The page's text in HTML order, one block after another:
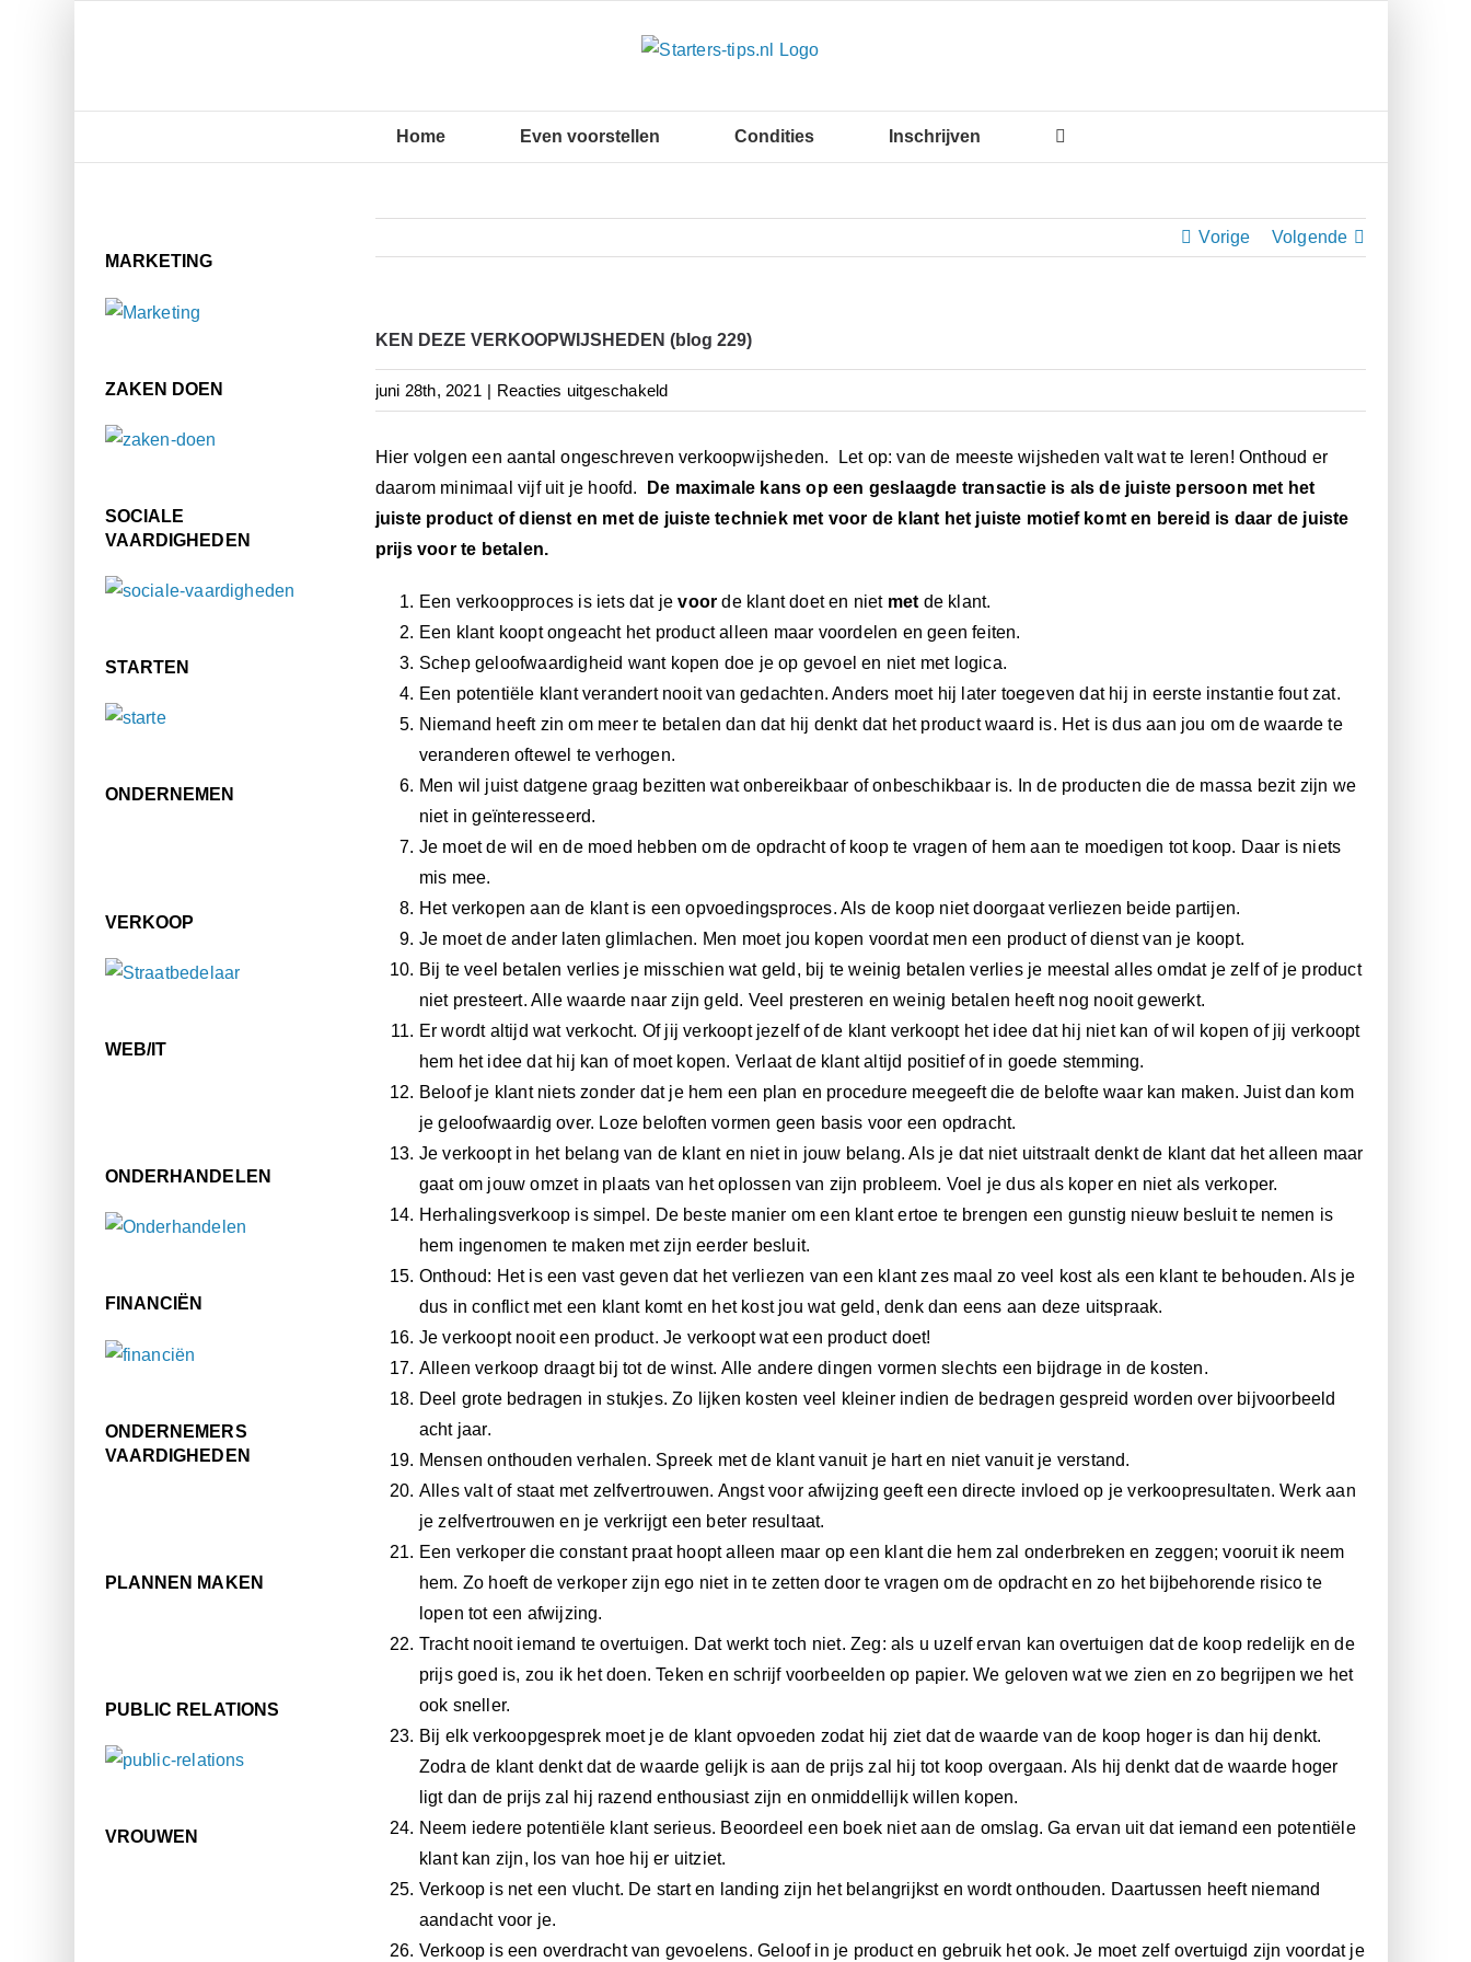
Home Even voorstellen Condities Inschrijven
Vorige Volgende
KEN DEZE VERKOOPWIJSHEDEN (blog 229)
juni 28th, 2021 | Reacties uitgeschakeldvoor
DEZE
VERKOOPWIJSHEDEN
(blog
Hier volgen een aantal ongeschreven verkoopwijsheden. Let op: van de meeste wijsheden valt wat te leren! Onthoud er
daarom minimaal vijf uit je hoofd.
De maximale kans op een geslaagde transactie is als de juiste persoon met het
juiste product of dienst en met de juiste techniek met voor de klant het juiste motief komt en bereid is daar de juiste
prijs voor te betalen.
Een verkoopproces is iets dat jevoor de klant doet en niet met de klant.
Een klant koopt ongeacht het product alleen maar voordelen en geen feiten.
Schep geloofwaardigheid want kopen doe je op gevoel en niet met logica.
Een potentiële klant verandert nooit van gedachten. Anders moet hij later toegeven dat hij in eerste instantie fout zat.
Niemand heeft zin om meer te betalen dan dat hij denkt dat het product waard is. Het is dus aan jou om de waarde te
veranderen oftewel te verhogen.
Men wil juist datgene graag bezitten wat onbereikbaar of onbeschikbaar is. In de producten die de massa bezit zijn we
niet in geïnteresseerd.
Je moet de wil en de moed hebben om de opdracht of koop te vragen of hem aan te moedigen tot koop. Daar is niets
mis mee.
Het verkopen aan de klant is een opvoedingsproces. Als de koop niet doorgaat verliezen beide partijen.
Je moet de ander laten glimlachen. Men moet jou kopen voordat men een product of dienst van je koopt.
Bij te veel betalen verlies je misschien wat geld, bij te weinig betalen verlies je meestal alles omdat je zelf of je product
niet presteert. Alle waarde naar zijn geld. Veel presteren en weinig betalen heeft nog nooit gewerkt.
Er wordt altijd wat verkocht. Of jij verkoopt jezelf of de klant verkoopt het idee dat hij niet kan of wil kopen of jij verkoopt
hem het idee dat hij kan of moet kopen. Verlaat de klant altijd positief of in goede stemming.
Beloof je klant niets zonder dat je hem een plan en procedure meegeeft die de belofte waar kan maken. Juist dan kom
je geloofwaardig over. Loze beloften vormen geen basis voor een opdracht.
Je verkoopt in het belang van de klant en niet in jouw belang. Als je dat niet uitstraalt denkt de klant dat het alleen maar
gaat om jouw omzet in plaats van het oplossen van zijn probleem. Voel je dus als koper en niet als verkoper.
Herhalingsverkoop is simpel. De beste manier om een klant ertoe te brengen een gunstig nieuw besluit te nemen is
hem ingenomen te maken met zijn eerder besluit.
Onthoud: Het is een vast geven dat het verliezen van een klant zes maal zo veel kost als een klant te behouden. Als je
dus in conflict met een klant komt en het kost jou wat geld, denk dan eens aan deze uitspraak.
Je verkoopt nooit een product. Je verkoopt wat een product doet!
Alleen verkoop draagt bij tot de winst. Alle andere dingen vormen slechts een bijdrage in de kosten.
Deel grote bedragen in stukjes. Zo lijken kosten veel kleiner indien de bedragen gespreid worden over bijvoorbeeld
acht jaar.
Mensen onthouden verhalen. Spreek met de klant vanuit je hart en niet vanuit je verstand.
Alles valt of staat met zelfvertrouwen. Angst voor afwijzing geeft een directe invloed op je verkoopresultaten. Werk aan
je zelfvertrouwen en je verkrijgt een beter resultaat.
Een verkoper die constant praat hoopt alleen maar op een klant die hem zal onderbreken en zeggen; vooruit ik neem
hem. Zo hoeft de verkoper zijn ego niet in te zetten door te vragen om de opdracht en zo het bijbehorende risico te
lopen tot een afwijzing.
Tracht nooit iemand te overtuigen. Dat werkt toch niet. Zeg: als u uzelf ervan kan overtuigen dat de koop redelijk en de
prijs goed is, zou ik het doen. Teken en schrijf voorbeelden op papier. We geloven wat we zien en zo begrijpen we het
ook sneller.
Bij elk verkoopgesprek moet je de klant opvoeden zodat hij ziet dat de waarde van de koop hoger is dan hij denkt.
Zodra de klant denkt dat de waarde gelijk is aan de prijs zal hij tot koop overgaan. Als hij denkt dat de waarde hoger
ligt dan de prijs zal hij razend enthousiast zijn en onmiddellijk willen kopen.
Neem iedere potentiële klant serieus. Beoordeel een boek niet aan de omslag. Ga ervan uit dat iemand een potentiële
klant kan zijn, los van hoe hij er uitziet.
Verkoop is net een vlucht. De start en landing zijn het belangrijkst en wordt onthouden. Daartussen heeft niemand
aandacht voor je.
Verkoop is een overdracht van gevoelens. Geloof in je product en gebruik het ook. Je moet zelf overtuigd zijn voordat je
MARKETING
ZAKEN DOEN
SOCIALE
VAARDIGHEDEN
STARTEN
ONDERNEMEN
VERKOOP
WEB/IT
ONDERHANDELEN
FINANCIËN
ONDERNEMERS
VAARDIGHEDEN
PLANNEN MAKEN
PUBLIC RELATIONS
VROUWEN